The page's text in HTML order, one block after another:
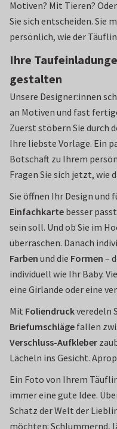
Motiven? Mit Tieren?
Sie sich entscheiden. Sie
persönlich, wie der
Ihre
gestalten
Unsere Designer:innen
an Motiven und fast
Zuerst stöbern Sie durch
Ihre liebste Vorlage. Ein
Botschaft zu Ihrem
Fragen Sie sich jetzt, wie
Sie öffnen Ihr Design und
Einfachkarte besser
sein soll. Und ob Sie im
überraschen. Danach
Farben und die Formen –
individuell wie Ihr Baby.
eine Girlande oder eine
Mit Foliendruckveredeln
Briefumschläge fallen
Verschluss-Aufkleber
Lächeln ins Gesicht.
Ein Foto von Ihrem
immer eine gute Idee.
Schatz der Welt der
möchten: Schlummernd,